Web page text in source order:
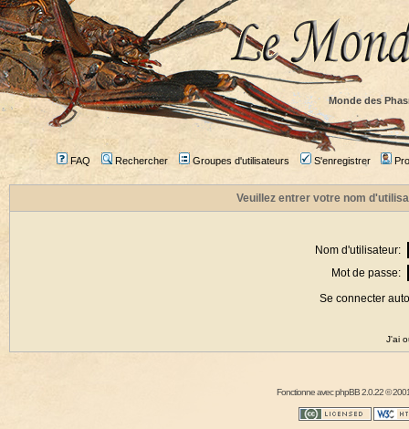
Monde des
FAQ Rechercher Groupes d'utilisateurs S'enregistrer
Veuillez entrer votre nom
Nom d'utilisateur:
Mot de passe:
Se connecter
J'ai
Fonctionne avecphpBB2.0.22 ©